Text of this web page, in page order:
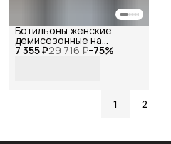
7 355 ₽29 716 ₽−75%
Ботильоны женские
демисезонные на
шпильке замшевые ,
1
2